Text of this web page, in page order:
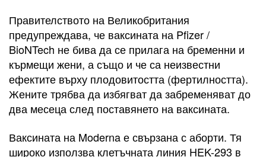
Правителството на Великобритания
предупреждава, че ваксината на Pfizer /
BioNTech не бива да се прилага на бременни и
кърмещи жени, а също и че са неизвестни
ефектите върху плодовитостта (фертилността).
Жените трябва да избягват да забременяват до
два месеца след поставянето на ваксината.
Ваксината на Moderna е свързана с аборти. Тя
широко използва клетъчната линия HEK-293 в